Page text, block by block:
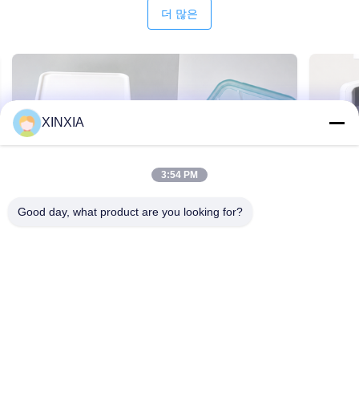
더 많은
XINXIA
3:54 PM
Good day, what product are you looking for?